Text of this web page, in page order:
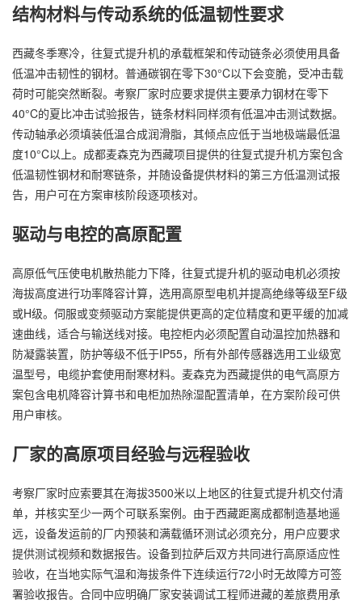
结构材料与传动系统的低温韧性要求
西藏冬季寒冷，往复式提升机的承载框架和传动链条必须使用具备
低温冲击韧性的钢材。普通碳钢在零下30°C以下会变脆，受冲击载
荷时可能突然断裂。考察厂家时应要求提供主要承力钢材在零下
40°C的夏比冲击试验报告，链条材料同样须有低温冲击测试数据。
传动轴承必须填装低温合成润滑脂，其倾点应低于当地极端最低温
度10°C以上。成都麦森克为西藏项目提供的往复式提升机方案包含
低温韧性钢材和耐寒链条，并随设备提供材料的第三方低温测试报
告，用户可在方案审核阶段逐项核对。
驱动与电控的高原配置
高原低气压使电机散热能力下降，往复式提升机的驱动电机必须按
海拔高度进行功率降容计算，选用高原型电机并提高绝缘等级至F级
或H级。伺服或变频驱动方案能提供更高的定位精度和更平缓的加减
速曲线，适合与输送线对接。电控柜内必须配置自动温控加热器和
防凝露装置，防护等级不低于IP55，所有外部传感器选用工业级宽
温型号，电缆护套使用耐寒材料。麦森克为西藏提供的电气高原方
案包含电机降容计算书和电柜加热除湿配置清单，在方案阶段可供
用户审核。
厂家的高原项目经验与远程验收
考察厂家时应索要其在海拔3500米以上地区的往复式提升机交付清
单，并核实至少一两个可联系案例。由于西藏距离成都制造基地遥
远，设备发运前的厂内预装和满载循环测试必须充分，用户应要求
提供测试视频和数据报告。设备到拉萨后双方共同进行高原适应性
验收，在当地实际气温和海拔条件下连续运行72小时无故障方可签
署验收报告。合同中应明确厂家安装调试工程师进藏的差旅费用承